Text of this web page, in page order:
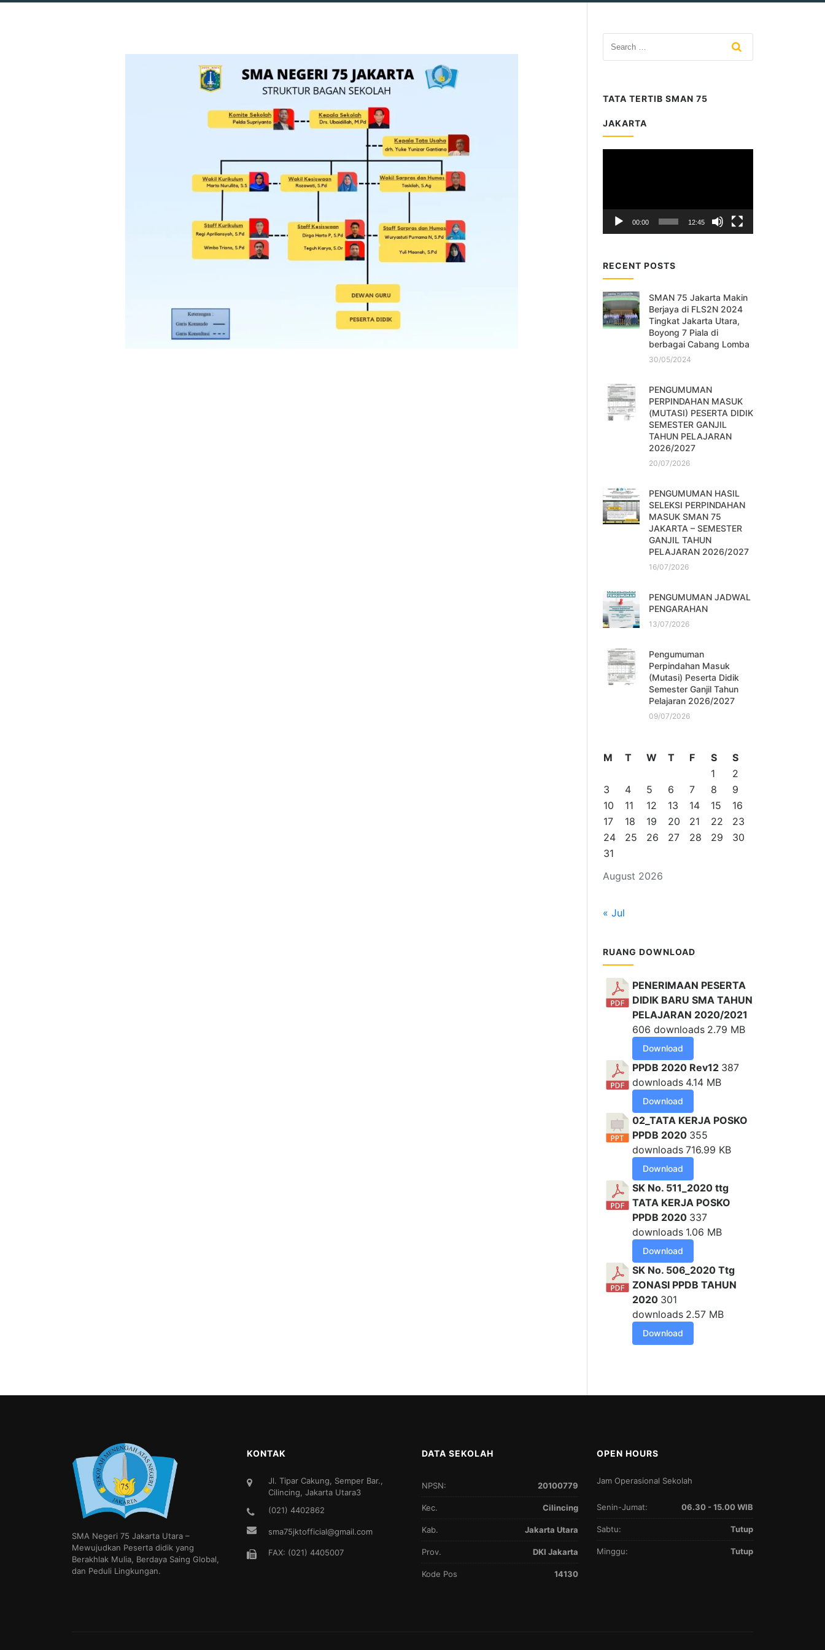
TATA TERTIB SMAN 75
JAKARTA
00:00 12:45
RECENT POSTS
SMAN 75 Jakarta Makin
Berjaya di FLS2N 2024
Tingkat Jakarta Utara,
Boyong 7 Piala di
berbagai Cabang Lomba
30/05/2024
PENGUMUMAN
PERPINDAHAN MASUK
(MUTASI) PESERTA DIDIK
SEMESTER GANJIL
TAHUN PELAJARAN
2026/2027
20/07/2026
PENGUMUMAN HASIL
SELEKSI PERPINDAHAN
MASUK SMAN 75
JAKARTA – SEMESTER
GANJIL TAHUN
PELAJARAN 2026/2027
16/07/2026
PENGUMUMAN JADWAL
PENGARAHAN
13/07/2026
Pengumuman
Perpindahan Masuk
(Mutasi) Peserta Didik
Semester Ganjil Tahun
Pelajaran 2026/2027
09/07/2026
August 2026
M T W T F S
S
1
2
3
4 5 6 7 8
9
10
11 12 13 14 15
16
17
18 19 20 21 22
23
24
25 26 27 28 29
30
31
« Jul
RUANG DOWNLOAD
PENERIMAAN PESERTA
DIDIK BARU SMA TAHUN
PELAJARAN 2020/2021
606 downloads 2.79 MB
Download
PPDB 2020 Rev12 387
downloads 4.14 MB
Download
02_TATA KERJA POSKO
PPDB 2020 355
downloads 716.99 KB
Download
SK No. 511_2020 ttg
TATA KERJA POSKO
PPDB 2020 337
downloads 1.06 MB
Download
SK No. 506_2020 Ttg
ZONASI PPDB TAHUN
2020 301
downloads 2.57 MB
Download
SMA Negeri 75 Jakarta Utara –
Mewujudkan Peserta didik yang
Berakhlak Mulia, Berdaya Saing Global,
dan Peduli Lingkungan.
KONTAK
Jl. Tipar Cakung, Semper Bar.,
Cilincing, Jakarta Utara3
(021) 4402862
sma75jktofficial@gmail.com
FAX: (021) 4405007
DATA SEKOLAH
NPSN: 20100779
Kec. Cilincing
Kab. Jakarta Utara
Prov. DKI Jakarta
Kode Pos 14130
OPEN HOURS
Jam Operasional Sekolah
Senin-Jumat: 06.30 - 15.00 WIB
Sabtu: Tutup
Minggu: Tutup